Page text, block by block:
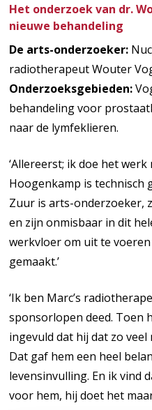
Het onderzoek van dr.
nieuwe behandeling
De arts-onderzoeker:
radiotherapeut Wouter
Onderzoeksgebieden:
behandeling voor
naar de lymfeklieren.
‘Allereerst; ik doe het
Hoogenkamp is technisch
Zuur is arts-onderzoeker,
en zijn onmisbaar in dit
werkvloer om uit te
gemaakt.’
‘Ik ben Marc’s
sponsorlopen deed. Toen
ingevuld dat hij dat zo
Dat gaf hem een heel
levensinvulling. En ik vind
voor hem, hij doet het